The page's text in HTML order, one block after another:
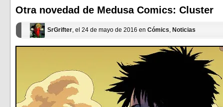
Otra novedad de Medusa Comics: Cluster
SrGrifter, el 24 de mayo de 2016 en Cómics, Noticias